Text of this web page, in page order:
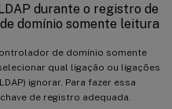
durante o registro de
domínio somente leitura
de domínio somente
qual ligação ou ligações
ignorar. Para fazer essa
de registro adequada.